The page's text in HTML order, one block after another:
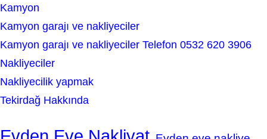
Kamyon
Kamyon garajı ve nakliyeciler
Kamyon garajı ve nakliyeciler Telefon 0532 620 3906
Nakliyeciler
Nakliyecilik yapmak
Tekirdağ Hakkında